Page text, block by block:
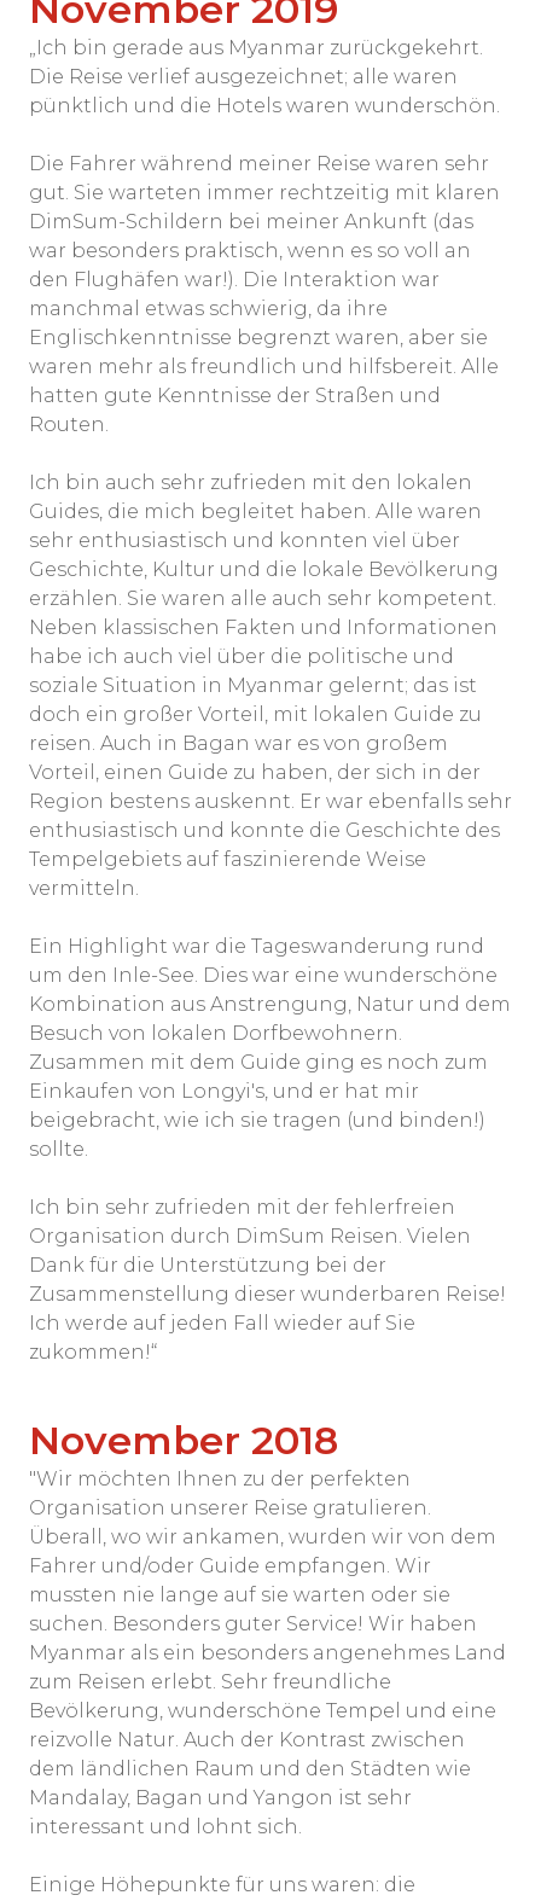
„Ich bin gerade aus Myanmar zurückgekehrt.
Die Reise verlief ausgezeichnet; alle waren
pünktlich und die Hotels waren wunderschön.
Die Fahrer während meiner Reise waren sehr
gut. Sie warteten immer rechtzeitig mit klaren
DimSum-Schildern bei meiner Ankunft (das
war besonders praktisch, wenn es so voll an
den Flughäfen war!). Die Interaktion war
manchmal etwas schwierig, da ihre
Englischkenntnisse begrenzt waren, aber sie
waren mehr als freundlich und hilfsbereit. Alle
hatten gute Kenntnisse der Straßen und
Routen.
Ich bin auch sehr zufrieden mit den lokalen
Guides, die mich begleitet haben. Alle waren
sehr enthusiastisch und konnten viel über
Geschichte, Kultur und die lokale Bevölkerung
erzählen. Sie waren alle auch sehr kompetent.
Neben klassischen Fakten und Informationen
habe ich auch viel über die politische und
soziale Situation in Myanmar gelernt; das ist
doch ein großer Vorteil, mit lokalen Guide zu
reisen. Auch in Bagan war es von großem
Vorteil, einen Guide zu haben, der sich in der
Region bestens auskennt. Er war ebenfalls sehr
enthusiastisch und konnte die Geschichte des
Tempelgebiets auf faszinierende Weise
vermitteln.
Ein Highlight war die Tageswanderung rund
um den Inle-See. Dies war eine wunderschöne
Kombination aus Anstrengung, Natur und dem
Besuch von lokalen Dorfbewohnern.
Zusammen mit dem Guide ging es noch zum
Einkaufen von Longyi's, und er hat mir
beigebracht, wie ich sie tragen (und binden!)
sollte.
Ich bin sehr zufrieden mit der fehlerfreien
Organisation durch DimSum Reisen. Vielen
Dank für die Unterstützung bei der
Zusammenstellung dieser wunderbaren Reise!
Ich werde auf jeden Fall wieder auf Sie
zukommen!“
November 2018
"Wir möchten Ihnen zu der perfekten
Organisation unserer Reise gratulieren.
Überall, wo wir ankamen, wurden wir von dem
Fahrer und/oder Guide empfangen. Wir
mussten nie lange auf sie warten oder sie
suchen. Besonders guter Service! Wir haben
Myanmar als ein besonders angenehmes Land
zum Reisen erlebt. Sehr freundliche
Bevölkerung, wunderschöne Tempel und eine
reizvolle Natur. Auch der Kontrast zwischen
dem ländlichen Raum und den Städten wie
Mandalay, Bagan und Yangon ist sehr
interessant und lohnt sich.
Einige Höhepunkte für uns waren: die